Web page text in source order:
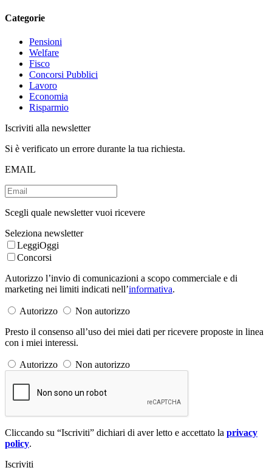
Categorie
Pensioni
Welfare
Fisco
Concorsi Pubblici
Lavoro
Economia
Risparmio
Iscriviti alla newsletter
Si è verificato un errore durante la tua richiesta.
EMAIL
Scegli quale newsletter vuoi ricevere
Seleziona newsletter
LeggiOggi
Concorsi
Autorizzo l’invio di comunicazioni a scopo commerciale e di
marketing nei limiti indicati nell’informativa.
Autorizzo
Non autorizzo
Presto il consenso all’uso dei miei dati per ricevere proposte in linea
con i miei interessi.
Autorizzo Non autorizzo
Cliccando su “Iscriviti” dichiari di aver letto e accettato la privacy
policy.
Iscriviti